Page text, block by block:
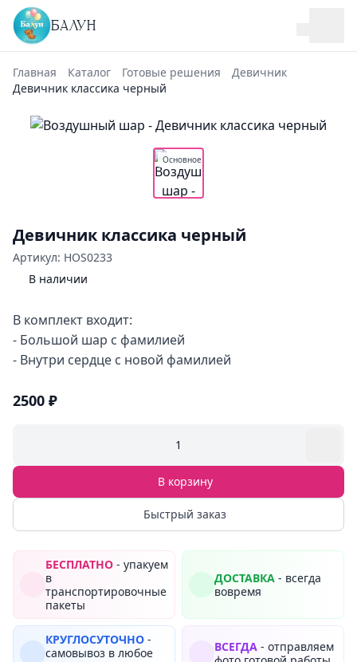
БАЛУН
Главная Каталог Готовые решения
Девичник
Девичник классика черный
Основное
Девичник классика черный
Артикул: HOS0233
В наличии
В комплект входит:
- Большой шар с фамилией
- Внутри сердце с новой фамилией
2500 ₽
1
В корзину
Быстрый заказ
БЕСПЛАТНО - упакуем
в
транспортировочные
пакеты
ДОСТАВКА - всегда
вовремя
КРУГЛОСУТОЧНО -
самовывоз в любое
ВСЕГДА - отправляем